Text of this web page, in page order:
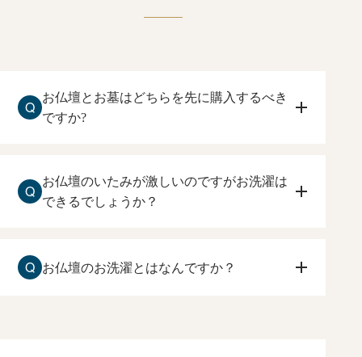
Q
お仏壇とお墓はどちらを先に購入するべき
ですか?
住まいしている方が、ご本尊、ご先祖様に手を合
わすお仏壇を先に購入するのをおすすめ致しま
Q
お仏壇のいたみが激しいのですがお洗濯は
できるでしょうか？
す。
Q お仏壇のお洗濯とはなんですか？